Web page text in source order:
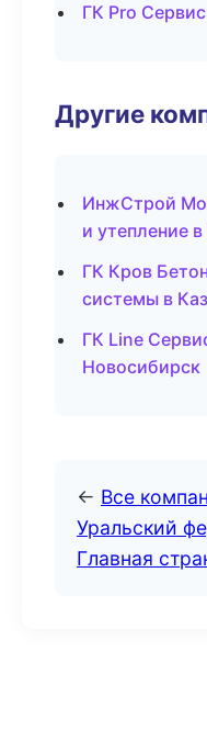
ГК Pro
Другие
ИнжСтрой
и утепление
ГК Кров
системы в
ГК Line
Новосибирск
← Все
Уральский
Главная